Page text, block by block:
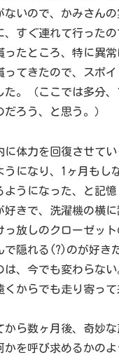
ないので、かみさん
すぐ連れて行ったの
ったところ、特に異
ってきたので、スポ
た。（ここでは多分
ろう、と思う。）
に体力を回復させて
うになり、1ヶ月もし
うになった、と記憶
好きで、洗濯機の横
っ放しのクローゼッ
で隠れる(?)のが好き
は、今でも変わらな
からでも走り寄って
から数ヶ月後、奇妙
かを呼び求めるかの